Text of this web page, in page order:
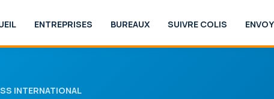
ENTREPRISES BUREAUX SUIVRE COLIS
INTERNATIONAL